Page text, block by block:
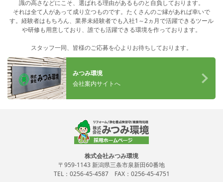
識の高さなどにこそ、選ばれる理由があるものと自負しております。
それは全て人があって成り立つものです。たくさんのご縁があれば幸いで
す。経験者はもちろん、業界未経験者でも入社1～2ヵ月で活躍できるツール
や研修も用意しており、誰でも活躍できる環境を作っております。
スタッフ一同、皆様のご応募を心よりお待ちしております。
みつみ環境
会社案内サイトへ
株式会社みつみ環境
〒959-1143 新潟県三条市泉新田60番地
TEL： 0256-45-4587FAX：0256-45-4751